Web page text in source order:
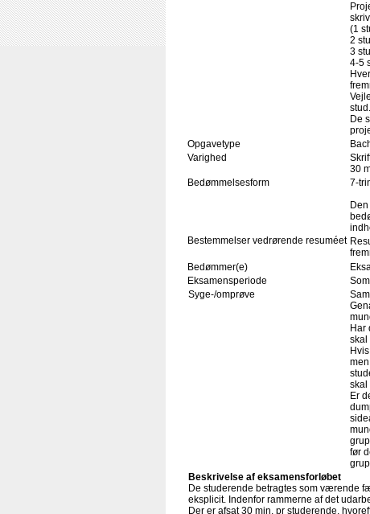
(1
2
3
4-5
De
Opgavetype
Varighed
30
Bedømmelsesform
7-
Bestemmelser vedrørende resuméet
Bedømmer(e)
Eksamensperiode
Syge-/omprøve
Har
skal
skal
Er
før
Beskrivelse af eksamensforløbet
De studerende betragtes som værende
eksplicit. Indenfor rammerne af det
Der er afsat 30 min. pr studerende,